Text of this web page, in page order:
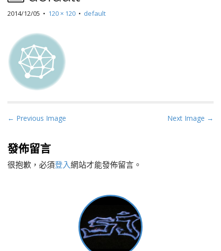
2014/12/05 • 120 × 120 • default
P
s
t
n
← Previous Image Next Image →
發佈留言
很抱歉，必須登入網站才能發佈留言。